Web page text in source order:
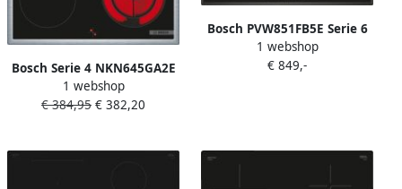
Bosch Serie 4 NKN645GA2E
kookplaat Zwart
Ingebouwd 60 cm
1 webshop
€ 384,95 € 382,20
Bosch PVW851FB5E Serie 6
Inbouw inductie kookplaat
1 webshop
€ 849,-